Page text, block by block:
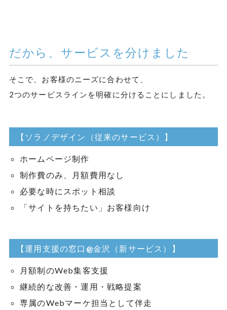
だから、サービスを分けました
そこで、お客様のニーズに合わせて、
2つのサービスラインを明確に分けることにしました。
【ソラノデザイン（従来のサービス）】
ホームページ制作
制作費のみ、月額費用なし
必要な時にスポット相談
「サイトを持ちたい」お客様向け
【運用支援の窓口@金沢（新サービス）】
月額制のWeb集客支援
継続的な改善・運用・戦略提案
専属のWebマーケ担当として伴走